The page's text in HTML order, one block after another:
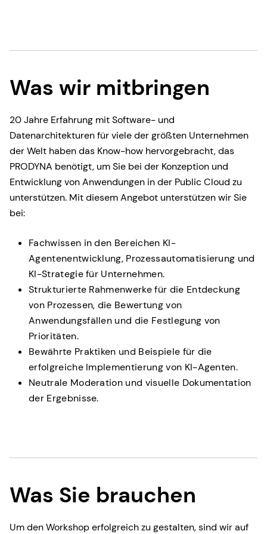
Was wir mitbringen
20 Jahre Erfahrung mit Software- und
Datenarchitekturen für viele der größten Unternehmen
der Welt haben das Know-how hervorgebracht, das
PRODYNA benötigt, um Sie bei der Konzeption und
Entwicklung von Anwendungen in der Public Cloud zu
unterstützen. Mit diesem Angebot unterstützen wir Sie
bei:
Fachwissen in den Bereichen KI-
Agentenentwicklung, Prozessautomatisierung und
KI-Strategie für Unternehmen.
Strukturierte Rahmenwerke für die Entdeckung
von Prozessen, die Bewertung von
Anwendungsfällen und die Festlegung von
Prioritäten.
Bewährte Praktiken und Beispiele für die
erfolgreiche Implementierung von KI-Agenten.
Neutrale Moderation und visuelle Dokumentation
der Ergebnisse.
Was Sie brauchen
Um den Workshop erfolgreich zu gestalten, sind wir auf